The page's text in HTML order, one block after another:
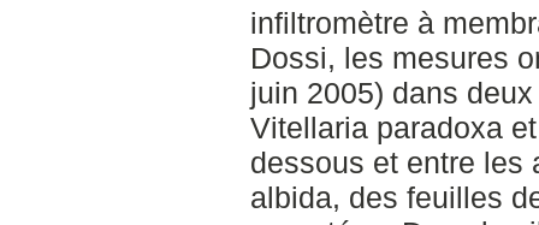
infiltromètre à
Dossi, les mesures
juin 2005) dans
Vitellaria paradoxa
dessous et entre les
albida, des feuilles